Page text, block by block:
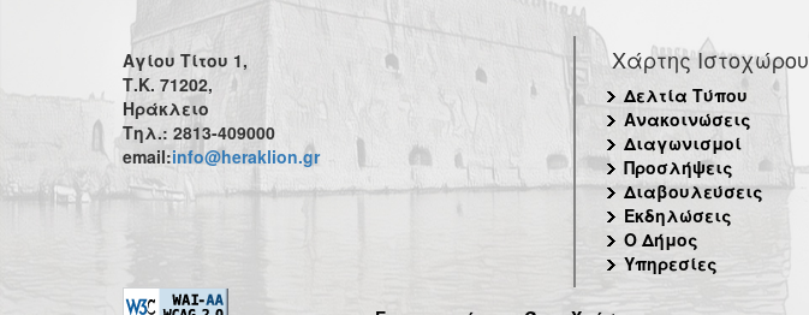
Αγίου Τίτου 1,
Τ.Κ. 71202,
Ηράκλειο
Τηλ.: 2813-409000
email:info@heraklion.gr
Χάρτης Ιστοχώρου
Δελτία Τύπου
Ανακοινώσεις
Διαγωνισμοί
Προσλήψεις
Διαβουλεύσεις
Εκδηλώσεις
Ο Δήμος
Υπηρεσίες